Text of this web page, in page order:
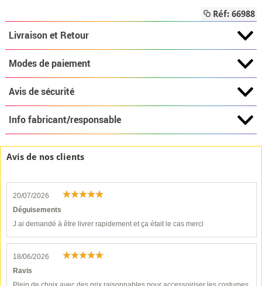
Réf: 66988
Livraison et Retour
Modes de paiement
Avis de sécurité
Info fabricant/responsable
Avis de nos clients
20/07/2026
Déguisements
J ai demandé à être livrer rapidement et ça était le cas merci
18/06/2026
Ravis